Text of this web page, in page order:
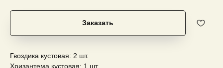
Заказать
Гвоздика кустовая: 2 шт.
Хризантема кустовая: 1 шт.